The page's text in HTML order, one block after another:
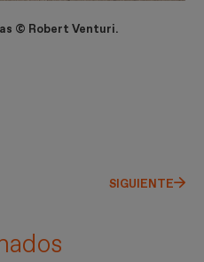
© Robert Venturi.
SIGUIENTE